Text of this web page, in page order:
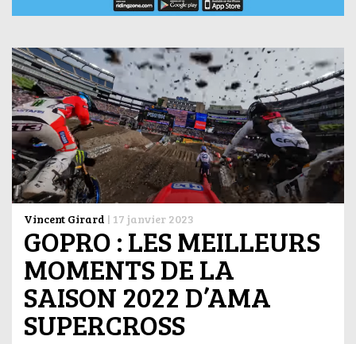
Vincent Girard | 17 janvier 2023
GOPRO : LES MEILLEURS
MOMENTS DE LA
SAISON 2022 D’AMA
SUPERCROSS